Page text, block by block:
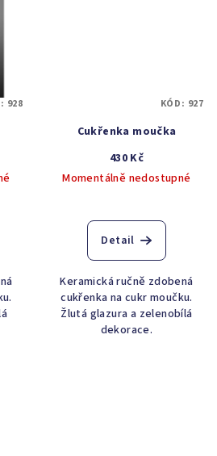
928
Cukřenka moučka
430 Kč
Momentálně nedostupné
Detail
Keramická ručně zdobená
cukřenka na cukr moučku.
Žlutá glazura a zelenobílá
dekorace.
KÓD: 927